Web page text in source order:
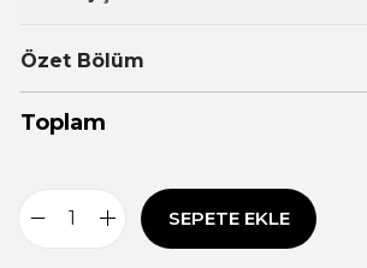
Özet Bölüm
Toplam
SEPETE EKLE